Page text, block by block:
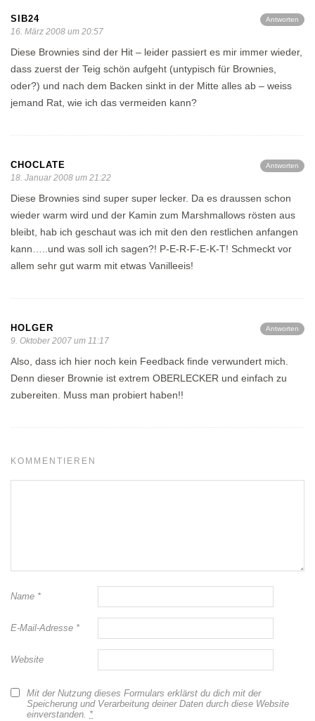
Antworten
SIB24
16. März 2008 um 20:57
Diese Brownies sind der Hit – leider passiert es mir immer wieder,
dass zuerst der Teig schön aufgeht (untypisch für Brownies,
oder?) und nach dem Backen sinkt in der Mitte alles ab – weiss
jemand Rat, wie ich das vermeiden kann?
Antworten
CHOCLATE
18. Januar 2008 um 21:22
Diese Brownies sind super super lecker. Da es draussen schon
wieder warm wird und der Kamin zum Marshmallows rösten aus
bleibt, hab ich geschaut was ich mit den den restlichen anfangen
kann…..und was soll ich sagen?! P-E-R-F-E-K-T! Schmeckt vor
allem sehr gut warm mit etwas Vanilleeis!
Antworten
HOLGER
9. Oktober 2007 um 11:17
Also, dass ich hier noch kein Feedback finde verwundert mich.
Denn dieser Brownie ist extrem OBERLECKER und einfach zu
zubereiten. Muss man probiert haben!!
KOMMENTIEREN
Name *
E-Mail-Adresse *
Website
Mit der Nutzung dieses Formulars erklärst du dich mit der
Speicherung und Verarbeitung deiner Daten durch diese Website
einverstanden. *